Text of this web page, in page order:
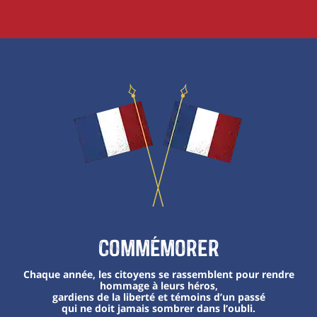
Commémorer
Chaque année, les citoyens se rassemblent pour rendre
hommage à leurs héros,
gardiens de la liberté et témoins d’un passé
qui ne doit jamais sombrer dans l’oubli.